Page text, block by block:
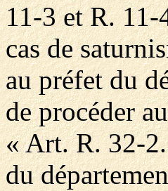
11-3 et R. 11-
cas de
au préfet du
de procéder
« Art. R. 32-
du